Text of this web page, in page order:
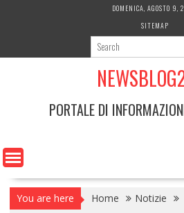
DOMENICA, AGOSTO 9,
SITEMAP
PORTALE DI
You are here Home
Notizie